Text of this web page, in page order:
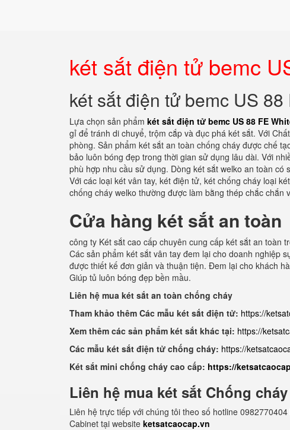
két sắt điện tử bemc
két sắt điện tử bemc US
Lựa chọn sản phẩm két sắt điện tử bemc US 88 FE
gỉ để tránh di chuyể, trộm cắp và đục phá két sắt. Với
phòng. Sản phẩm két sắt an toàn chống cháy được chế
bảo luôn bóng đẹp trong thời gian sử dụng lâu dài. Với
phù hợp nhu cầu sử dụng. Dòng két sắt welko an toàn
Với các loại két vân tay, két điện tử, két chống cháy loại
chống cháy welko thường được làm bằng thép chắc chắn
Cửa hàng két sắt an toàn
công ty Két sắt cao cấp chuyên cung cấp két sắt an toàn
Các sản phẩm két sắt vân tay đem lại cho doanh nghiệp
được thiết kế đơn giản và thuận tiện. Đem lại cho khách
Giúp tủ luôn bóng đẹp bền mầu.
Liên hệ mua két sắt an toàn chống cháy
Tham khảo thêm Các mẫu két sắt điện tử: https://
Xem thêm các sản phẩm két sắt khác tại: https://
Các mẫu két sắt điện tử chống cháy: https://
Két sắt mini chống cháy cao cấp: https://
Liên hệ mua két sắt Chống
Liên hệ trực tiếp với chúng tôi theo số hotline
Cabinet tại website ketsatcaocap.vn